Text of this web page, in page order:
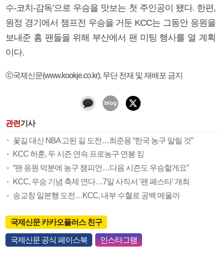
수-코치-감독’으로 우승을 맛보는 첫 주인공이 됐다. 한편,
원정 경기에서 챔프전 우승을 거둔 KCC는 그동안 응원을
보내준 홈 팬들을 위해 부산에서 팬 미팅 행사를 열 계획
이다.
ⓒ국제신문(www.kookje.co.kr), 무단 전재 및 재배포 금지
관련기사
꽃길 대신 NBA 고된 길 도전…최준용 “한국 농구 알릴 것”
KCC 허훈, 두 시즌 연속 프로농구 연봉 킹
“팬 응원 덕분에 농구 챔피언…다음 시즌도 우승할게요”
KCC, 우승 기념 축제 연다…7일 사직서 ‘팬 페스타’ 개최
송교창 일본행 도전…KCC, 내부 수혈로 공백 메울까
국제신문 카카오플러스 친구
국제신문 공식 페이스북 인스타그램